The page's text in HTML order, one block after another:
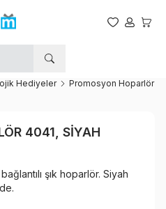
Favorilerim
Hesabım
Hediyeler Promosyon Hoparlör
4041, SIYAH
şık hoparlör. Siyah